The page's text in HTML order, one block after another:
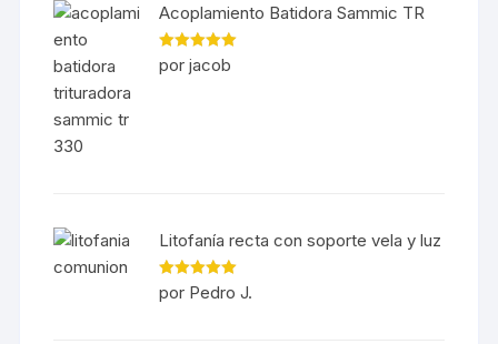
Acoplamiento Batidora Sammic TR
Valorado en
5 de 5
por jacob
Litofanía recta con soporte vela y luz
Valorado en
5 de 5
por Pedro J.